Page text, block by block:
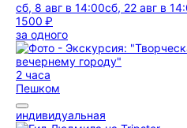
сб, 8 авг в 14:00сб, 22 авг в
1500 ₽
за одного
2 часа
Пешком
индивидуальная